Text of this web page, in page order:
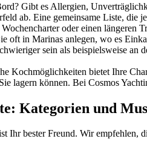
Gibt es Allergien,
ab. Eine gemeinsame Liste, die
Wochencharter oder einen längeren
oft in Marinas anlegen, wo es
sein als beispielsweise
Kochmöglichkeiten bietet Ihre
lagern können. Bei Cosmos
Kategorien und
Ihr bester Freund. Wir empfehlen,